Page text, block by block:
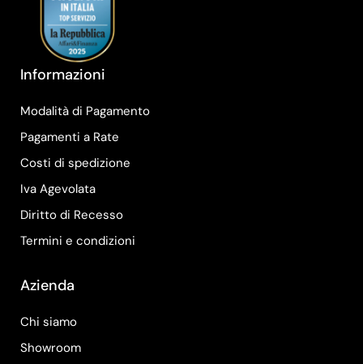
Informazioni
Modalità di Pagamento
Pagamenti a Rate
Costi di spedizione
Iva Agevolata
Diritto di Recesso
Termini e condizioni
Azienda
Chi siamo
Showroom